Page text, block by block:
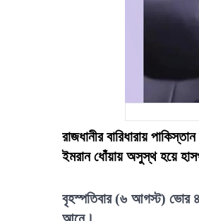
রাজধানীর বারিধারায়
ইমরান ধোঁয়ায় অসুস্থ হয়ে
বৃহস্পতিবার (৬ আগস্ট) ভোর